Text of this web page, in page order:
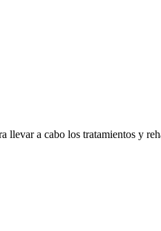
llevar a cabo los tratamientos y